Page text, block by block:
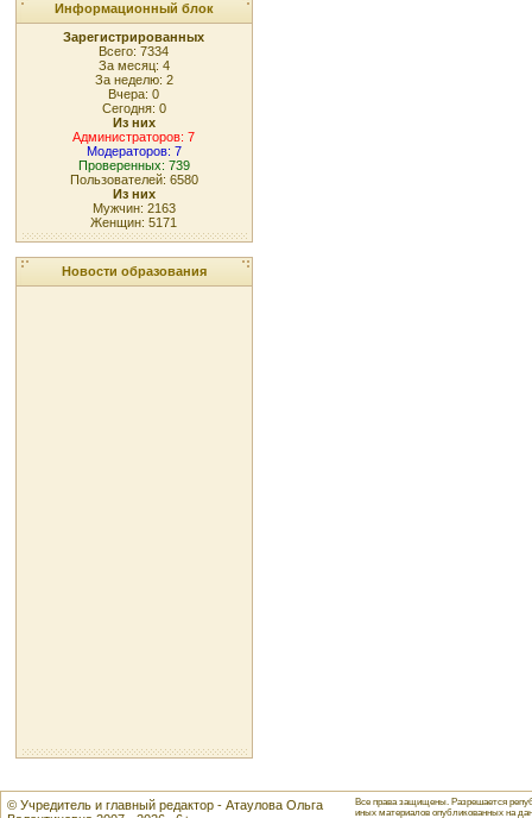
Информационный блок
Зарегистрированных
Всего: 7334
За месяц: 4
За неделю: 2
Вчера: 0
Сегодня: 0
Из них
Администраторов: 7
Модераторов: 7
Проверенных: 739
Пользователей: 6580
Из них
Мужчин: 2163
Женщин: 5171
Новости образования
© Учредитель и главный редактор - Атаулова Ольга
Все права защищены. Разрешается
иных материалов опубликованных на